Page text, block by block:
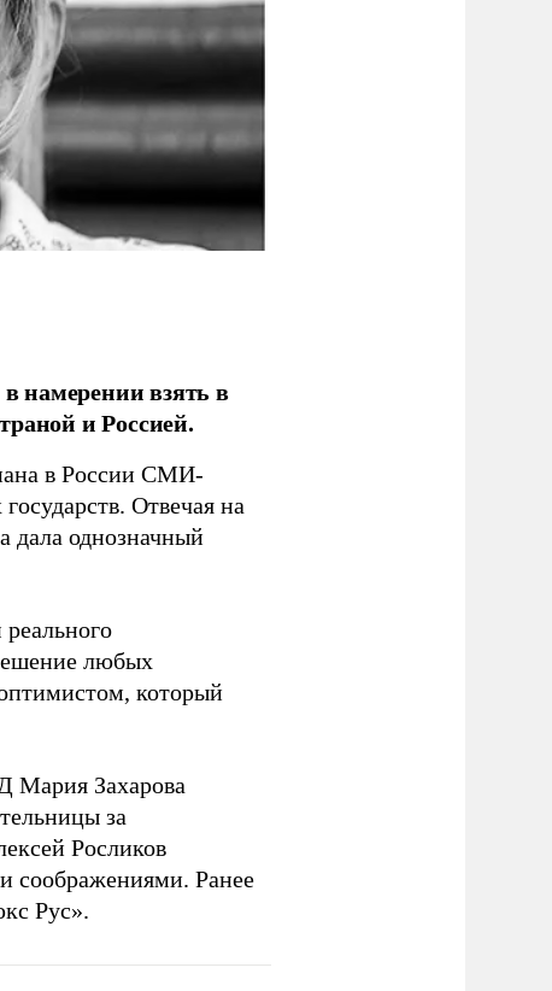
намерении взять в
и Россией.
в России СМИ-
Отвечая на
дала однозначный
любых
который
Мария Захарова
за
Росликов
соображениями. Ранее
Рус».